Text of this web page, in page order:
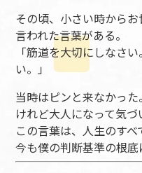
その頃、小さい時から
言われた言葉がある。
「筋道を大切にしなさ
い。」
当時はピンと来なかった。
けれど大人になって気づ
この言葉は、人生のすべ
今も僕の判断基準の根底